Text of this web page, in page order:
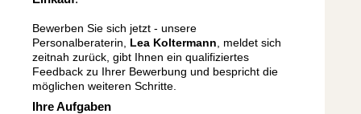
Bewerben Sie sich jetzt - unsere
Personalberaterin, Lea Koltermann
meldet sich
zeitnah zurück, gibt Ihnen ein qualifiziertes
Feedback zu Ihrer Bewerbung und bespricht die
möglichen weiteren Schritte.
Ihre Aufgaben